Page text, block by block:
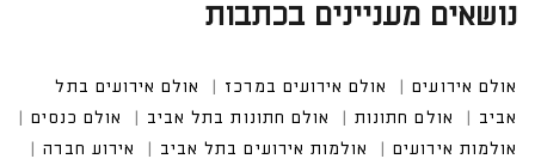
נושאים מעניינים בכתבות
אולם אירועים אולם אירועים במרכז
אולם אירועים בתל
אביב
אולם חתונות אולם חתונות בתל אביב
אולם כנסים
אולמות אירועים
אולמות אירועים בתל אביב
אירוע חברה